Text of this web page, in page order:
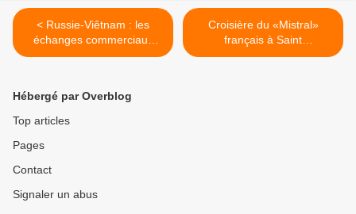
< Russie-Viêtnam : les
échanges commerciaux
dépasseront 1 500 000 000
Croisière du «Mistral»
français à Saint
Petersbourg >
Hébergé par Overblog
Top articles
Pages
Contact
Signaler un abus